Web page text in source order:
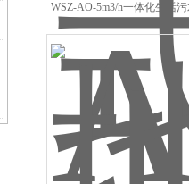
WSZ-AO-5m3/h一体化生活